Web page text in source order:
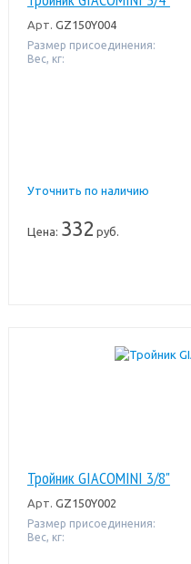
Арт. GZ150Y004
Размер присоединения:
Вес, кг:
Уточнить по наличию
Цена: 332 руб.
Тройник GIACOMINI 3/8"
Арт. GZ150Y002
Размер присоединения:
Вес, кг: